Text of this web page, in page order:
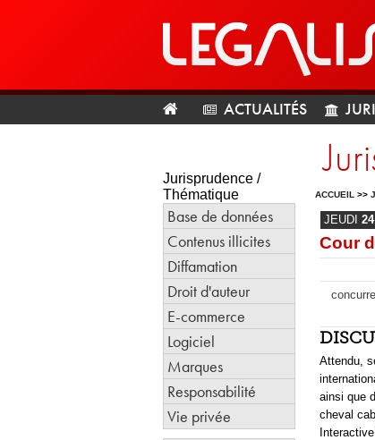
ACTUALITÉS
Jurisprudence /
Thématique
Base de données
Contenus illicites
Diffamation
Droit d'auteur
E-commerce
Logiciel
Marques
Responsabilité
Vie privée
ACCUEIL >>
JEUDI 24
Cour
Attendu,
ainsi que
cheval